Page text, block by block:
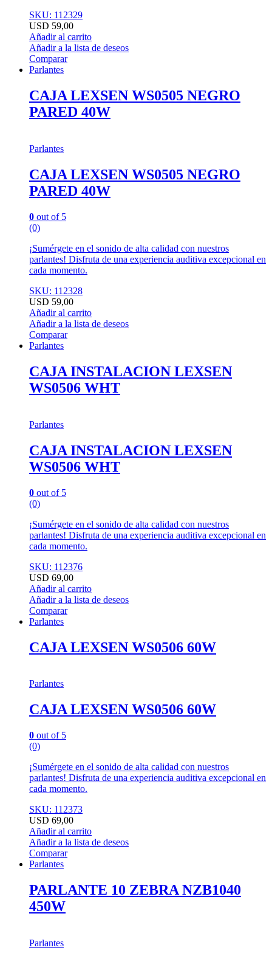
SKU: 112329
USD 59,00
Añadir al carrito
Añadir a la lista de deseos
Comparar
Parlantes
CAJA LEXSEN WS0505 NEGRO
PARED 40W
Parlantes
CAJA LEXSEN WS0505 NEGRO
PARED 40W
0 out of 5
(0)
¡Sumérgete en el sonido de alta calidad con nuestros
parlantes! Disfruta de una experiencia auditiva excepcional en
cada momento.
SKU: 112328
USD 59,00
Añadir al carrito
Añadir a la lista de deseos
Comparar
Parlantes
CAJA INSTALACION LEXSEN
WS0506 WHT
Parlantes
CAJA INSTALACION LEXSEN
WS0506 WHT
0 out of 5
(0)
¡Sumérgete en el sonido de alta calidad con nuestros
parlantes! Disfruta de una experiencia auditiva excepcional en
cada momento.
SKU: 112376
USD 69,00
Añadir al carrito
Añadir a la lista de deseos
Comparar
Parlantes
CAJA LEXSEN WS0506 60W
Parlantes
CAJA LEXSEN WS0506 60W
0 out of 5
(0)
¡Sumérgete en el sonido de alta calidad con nuestros
parlantes! Disfruta de una experiencia auditiva excepcional en
cada momento.
SKU: 112373
USD 69,00
Añadir al carrito
Añadir a la lista de deseos
Comparar
Parlantes
PARLANTE 10 ZEBRA NZB1040
450W
Parlantes